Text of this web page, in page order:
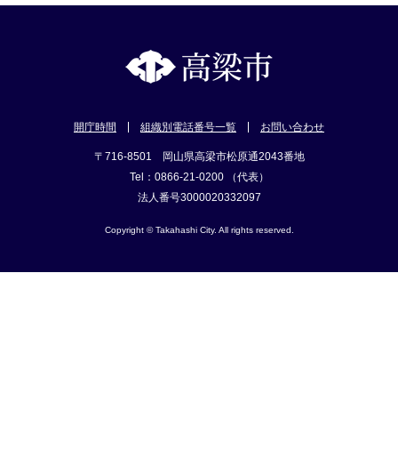
開庁時間 組織別電話番号一覧 お問い合わせ
〒716-8501 岡山県高梁市松原通2043番地
Tel：0866-21-0200 （代表）
法人番号3000020332097
Copyright © Takahashi City. All rights reserved.